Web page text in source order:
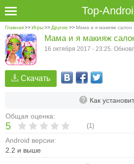
Top-
Главная>>Игры>> Другие >> Мама и я макияж салон
Скачать
Как
Общая оценка:
5 (1)
Android версии:
2.2 и выше
Мама и я макияж
16 октября 2017 - 23:25.